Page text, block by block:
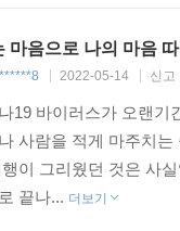
마음으로 나의 마음
2022-05-14 신고
19 바이러스가 오랜기
사람을 적게 마주치
이 그리웠던 것은 사
끝나... 더보기